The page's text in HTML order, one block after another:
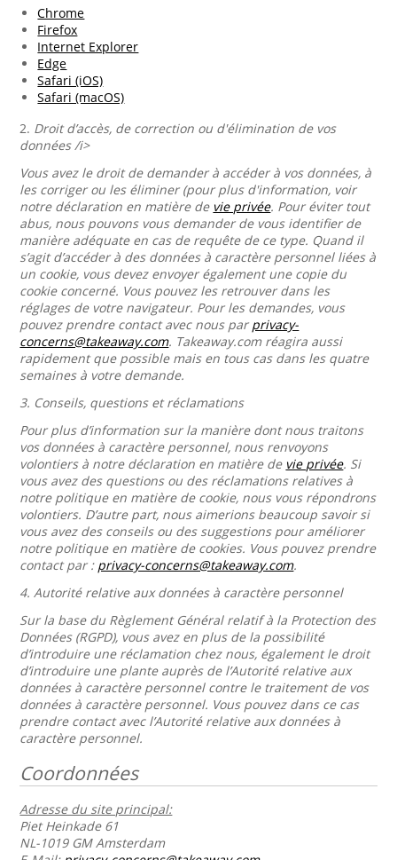
Chrome
Firefox
Internet Explorer
Edge
Safari (iOS)
Safari (macOS)
2. Droit d’accès, de correction ou d'élimination de vos
données /i>
Vous avez le droit de demander à accéder à vos données, à
les corriger ou les éliminer (pour plus d'information, voir
notre déclaration en matière de vie privée. Pour éviter tout
abus, nous pouvons vous demander de vous identifier de
manière adéquate en cas de requête de ce type. Quand il
s’agit d’accéder à des données à caractère personnel liées à
un cookie, vous devez envoyer également une copie du
cookie concerné. Vous pouvez les retrouver dans les
réglages de votre navigateur. Pour les demandes, vous
pouvez prendre contact avec nous parprivacy-
concerns@takeaway.com. Takeaway.com réagira aussi
rapidement que possible mais en tous cas dans les quatre
semaines à votre demande.
3. Conseils, questions et réclamations
Pour plus d’information sur la manière dont nous traitons
vos données à caractère personnel, nous renvoyons
volontiers à notre déclaration en matière de vie privée. Si
vous avez des questions ou des réclamations relatives à
notre politique en matière de cookie, nous vous répondrons
volontiers. D’autre part, nous aimerions beaucoup savoir si
vous avez des conseils ou des suggestions pour améliorer
notre politique en matière de cookies. Vous pouvez prendre
contact par : privacy-concerns@takeaway.com.
4.Autorité relative aux données à caractère personnel
Sur la base du Règlement Général relatif à la Protection des
Données (RGPD), vous avez en plus de la possibilité
d’introduire une réclamation chez nous, également le droit
d’introduire une plante auprès de l’Autorité relative aux
données à caractère personnel contre le traitement de vos
données à caractère personnel. Vous pouvez dans ce cas
prendre contact avec l’Autorité relative aux données à
caractère personnel.
Coordonnées
Adresse du site principal:
Piet Heinkade 61
NL-1019 GM Amsterdam